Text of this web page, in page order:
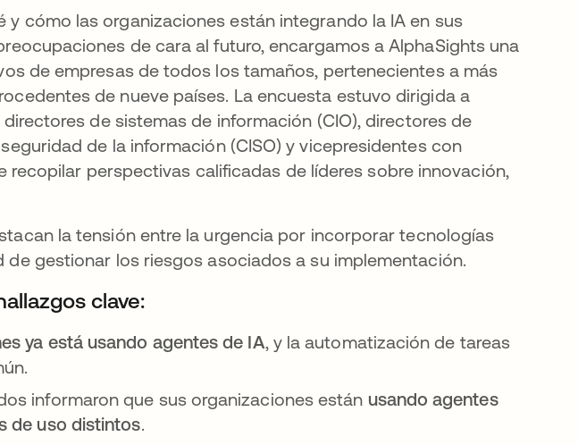
y cómo las organizaciones están integrando la IA en sus
de cara al futuro, encargamos a AlphaSights una
de empresas de todos los tamaños, pertenecientes a más
de nueve países. La encuesta estuvo dirigida a
de sistemas de información (CIO), directores de
de la información (CISO) y vicepresidentes con
recopilar perspectivas calificadas de líderes sobre innovación,
la tensión entre la urgencia por incorporar tecnologías
gestionar los riesgos asociados a su implementación.
clave:
ya está usando agentes de IA, y la automatización de tareas
informaron que sus organizaciones están usando agentes
de uso distintos.